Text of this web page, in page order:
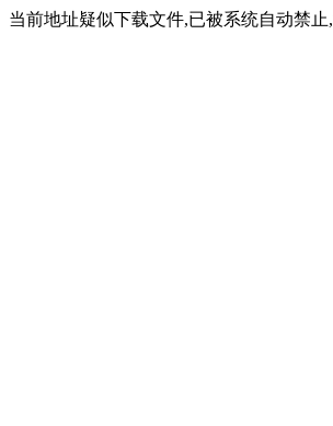
当前地址疑似下载文件,已被系统自动禁